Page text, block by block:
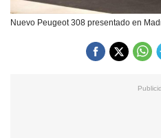
Nuevo Peugeot 308 presentado en